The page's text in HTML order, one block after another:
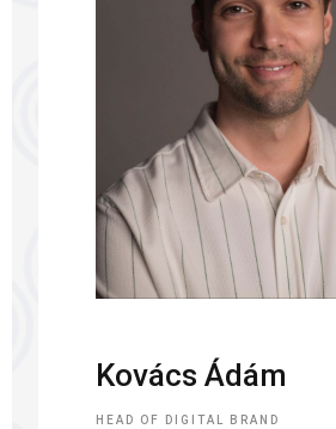
Kovács Ádám
HEAD OF DIGITAL BRAND